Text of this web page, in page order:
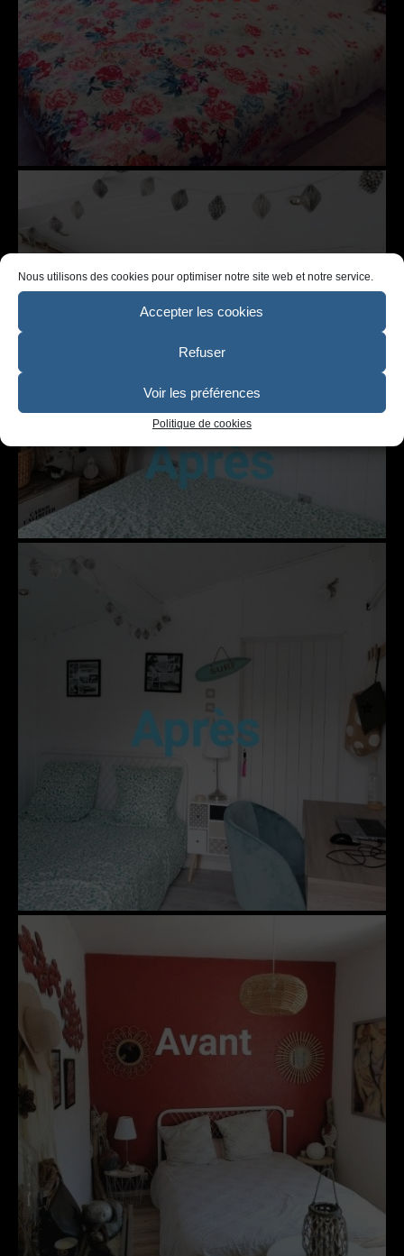
Nous utilisons des cookies pour optimiser notre site web et notre service.
Accepter les cookies
Refuser
Voir les préférences
Politique de cookies